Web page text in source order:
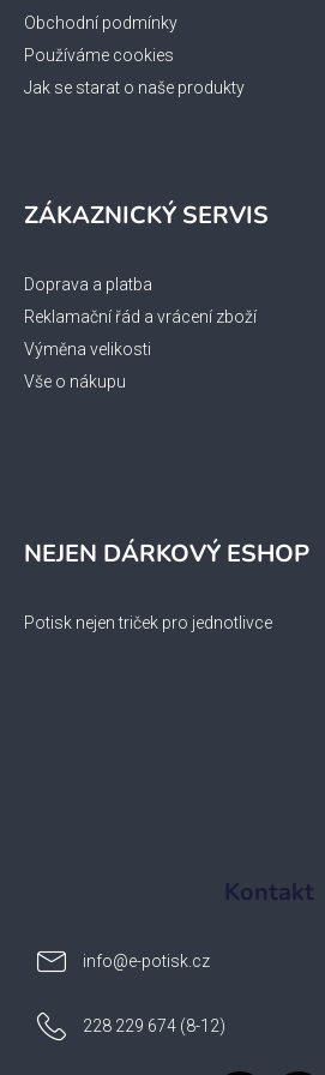
Obchodní podmínky
Používáme cookies
Jak se starat o naše produkty
ZÁKAZNICKÝ SERVIS
Doprava a platba
Reklamační řád a vrácení zboží
Výměna velikosti
Vše o nákupu
NEJEN DÁRKOVÝ ESHOP
Potisk nejen triček pro jednotlivce
Kontakt
info@e-potisk.cz
228 229 674 (8-12)